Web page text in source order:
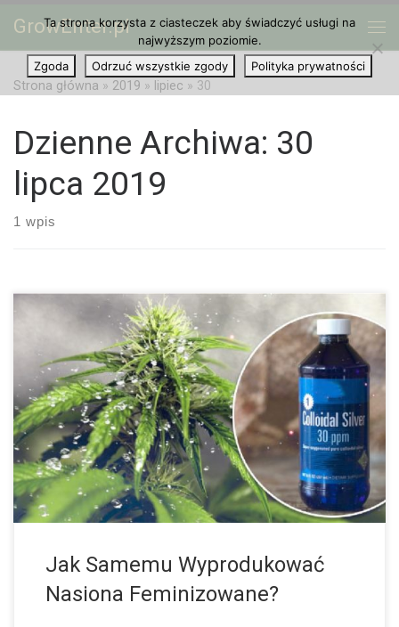
Przejdź do treści
GrowEnter.pl
Strona główna » 2019 » lipiec » 30
Dzienne Archiwa: 30
lipca 2019
1 wpis
Rośliny marihuany stają się albo płci męskiej albo płci żeńskiej.
Podczas gdy męskie rośliny odrywają przy uprawie ważną rolę,
to osoby, które konsumują tą roślinę raczej bardziej interesują
się wysokim […]
Jak Samemu Wyprodukować
Nasiona Feminizowane?
Ta strona korzysta z ciasteczek aby świadczyć usługi na
najwyższym poziomie.
Zgoda
Odrzuć wszystkie zgody Polityka prywatności